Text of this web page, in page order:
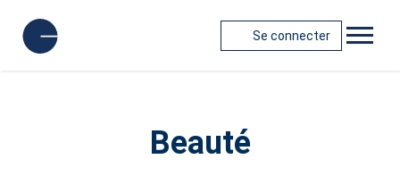
Se connecter
Beauté